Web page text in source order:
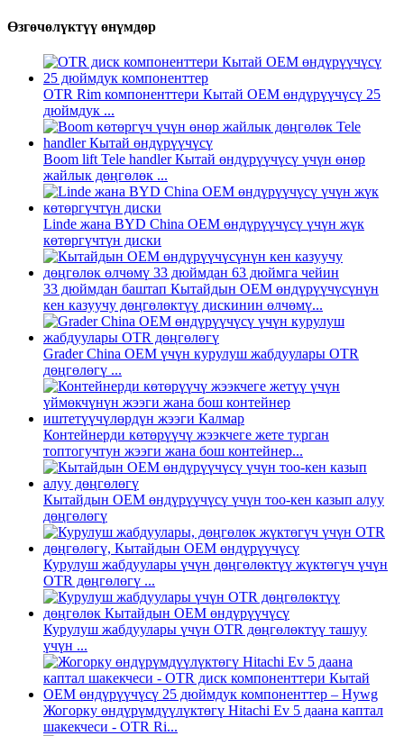
Өзгөчөлүктүү өнүмдөр
OTR Rim компоненттери Кытай OEM өндүрүүчүсү 25
дюймдук ...
Boom lift Tele handler Кытай өндүрүүчүсү үчүн өнөр
жайлык дөңгөлөк ...
Linde жана BYD China OEM өндүрүүчүсү үчүн жүк
көтөргүчтүн диски
33 дюймдан баштап Кытайдын OEM өндүрүүчүсүнүн
кен казуучу дөңгөлөктүү дискинин өлчөмү...
Grader China OEM үчүн курулуш жабдуулары OTR
дөңгөлөгү ...
Контейнерди көтөрүүчү жээкчеге жете турган
топтогучтун жээги жана бош контейнер...
Кытайдын OEM өндүрүүчүсү үчүн тоо-кен казып алуу
дөңгөлөгү
Курулуш жабдуулары үчүн дөңгөлөктүү жүктөгүч үчүн
OTR дөңгөлөгү ...
Курулуш жабдуулары үчүн OTR дөңгөлөктүү ташуу
үчүн ...
Жогорку өндүрүмдүүлүктөгү Hitachi Ev 5 даана каптал
шакекчеси - OTR Ri...